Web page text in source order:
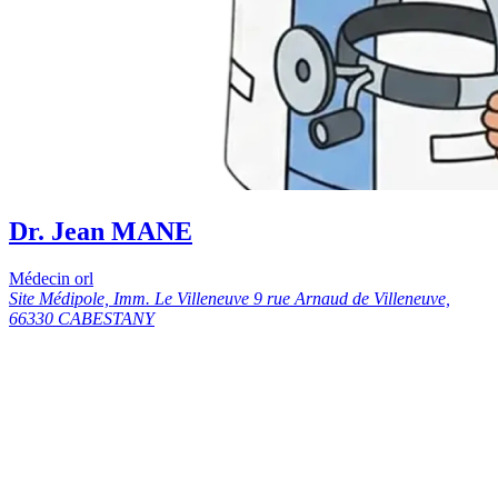
Dr. Jean MANE
Médecin orl
Site Médipole, Imm. Le Villeneuve 9 rue Arnaud de Villeneuve,
66330 CABESTANY